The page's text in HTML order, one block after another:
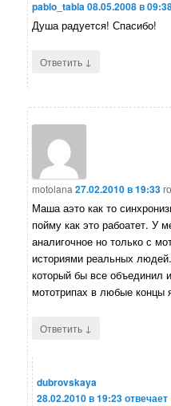
pablo_tabla08.05.2008 в
Душа радуется! Спасибо!
Ответить ↓
motolana 27.02.2010 в 19:33
Маша аэто как то
пойму как это рабоатет. У
аналигочное но только с
историями реальных
который бы все
мототрипах в любые концы
Ответить ↓
dubrovskaya
28.02.2010 в 19:23отвечает